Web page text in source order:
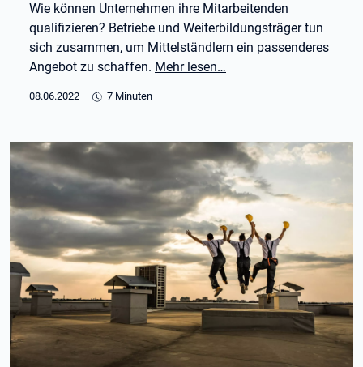
Wie können Unternehmen ihre Mitarbeitenden
qualifizieren? Betriebe und Weiterbildungsträger tun
sich zusammen, um Mittelständlern ein passenderes
Angebot zu schaffen. Mehr lesen…
08.06.2022 7 Minuten